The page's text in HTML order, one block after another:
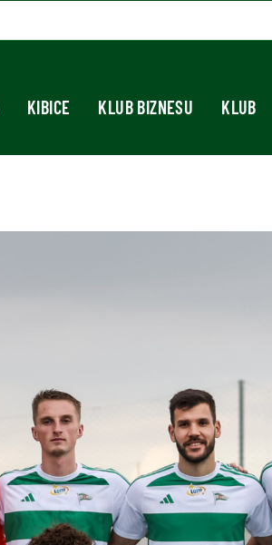
KIBICE KLUB BIZNESU KLUB